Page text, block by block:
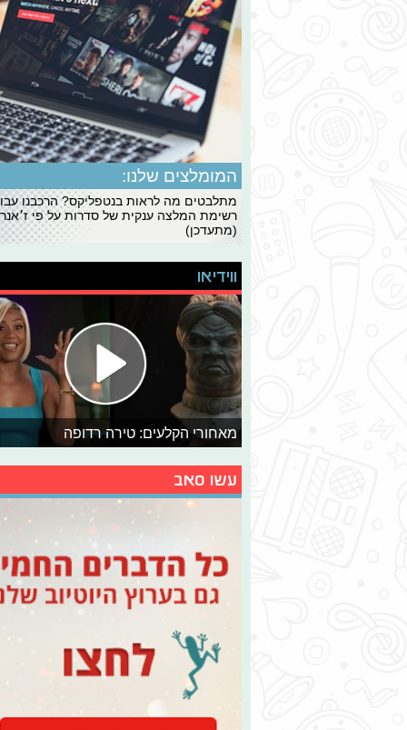
המומלצים שלנו:
מתלבטים מה לראות בנטפליקס? הרכבנו
רשימת המלצה ענקית של סדרות על פי
(מתעדכן)
ווידיאו
מאחורי הקלעים: טירה רדופה
עשו סאב